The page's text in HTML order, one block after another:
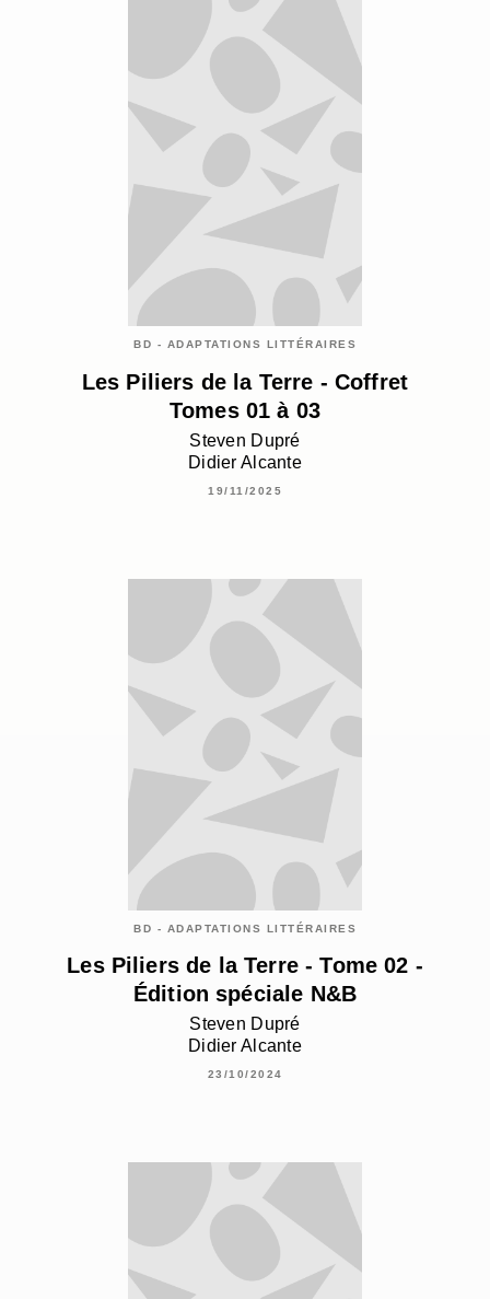
BD - ADAPTATIONS LITTÉRAIRES
Les Piliers de la Terre - Coffret
Tomes 01 à 03
Steven Dupré
Didier Alcante
19/11/2025
BD - ADAPTATIONS LITTÉRAIRES
Les Piliers de la Terre - Tome 02 -
Édition spéciale N&B
Steven Dupré
Didier Alcante
23/10/2024